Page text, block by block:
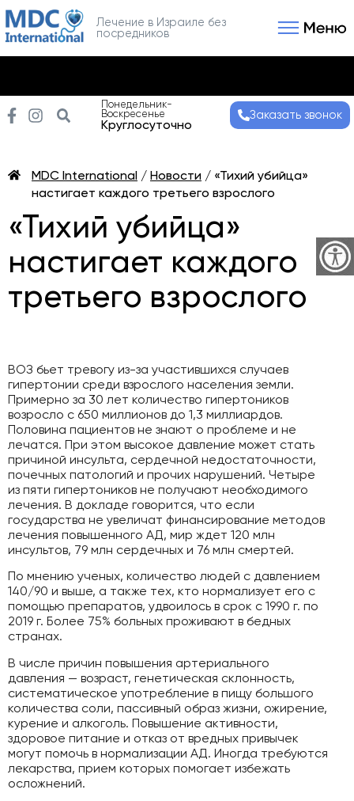
Лечение в Израиле без
посредников
Понедельник-
Воскресенье
Круглосуточно
Заказать звонок
MDC International / Новости / «Тихий убийца»
настигает каждого третьего взрослого
«Тихий убийца»
настигает каждого
третьего взрослого
ВОЗ бьет тревогу из-за участившихся случаев
гипертонии среди взрослого населения земли.
Примерно за 30 лет количество гипертоников
возросло с 650 миллионов до 1,3 миллиардов.
Половина пациентов не знают о проблеме и не
лечатся. При этом высокое давление может стать
причиной инсульта, сердечной недостаточности,
почечных патологий и прочих нарушений. Четыре
из пяти гипертоников не получают необходимого
лечения. В докладе говорится, что если
государства не увеличат финансирование методов
лечения повышенного АД, мир ждет 120 млн
инсультов, 79 млн сердечных и 76 млн смертей.
По мнению ученых, количество людей с давлением
140/90 и выше, а также тех, кто нормализует его с
помощью препаратов, удвоилось в срок с 1990 г. по
2019 г. Более 75% больных проживают в бедных
странах.
В числе причин повышения артериального
давления — возраст, генетическая склонность,
систематическое употребление в пищу большого
количества соли, пассивный образ жизни, ожирение,
курение и алкоголь. Повышение активности,
здоровое питание и отказ от вредных привычек
могут помочь в нормализации АД. Иногда требуются
лекарства, прием которых помогает избежать
осложнений.